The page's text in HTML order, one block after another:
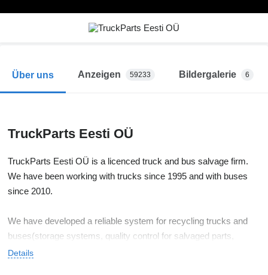
Über uns Anzeigen 59233 Bildergalerie 6
TruckParts Eesti OÜ
TruckParts Eesti OÜ is a licenced truck and bus salvage firm.
We have been working with trucks since 1995 and with buses
since 2010.
We have developed a reliable system for recycling trucks and
buses(storage systems, quality control for salvaged parts,
restoration of parts and guaranties for costumers). With hard
Details